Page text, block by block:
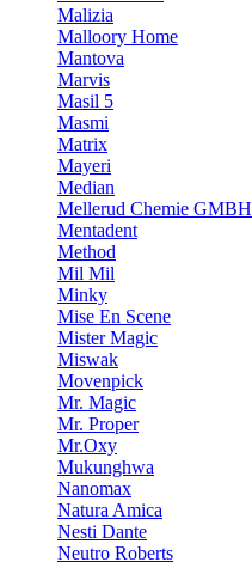
Malizia
Malloory Home
Mantova
Marvis
Masil 5
Masmi
Matrix
Mayeri
Median
Mellerud Chemie GMBH
Mentadent
Method
Mil Mil
Minky
Mise En Scene
Mister Magic
Miswak
Movenpick
Mr. Magic
Mr. Proper
Mr.Oxy
Mukunghwa
Nanomax
Natura Amica
Nesti Dante
Neutro Roberts